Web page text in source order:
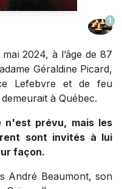
1
2024, à l’âge de 87
Géraldine Picard,
Lefebvre et de feu
à Québec.
n'est prévu, mais les
sont invités à lui
façon.
André Beaumont, son